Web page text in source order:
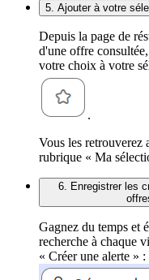
5. Ajouter à votre
Depuis la page de
d'une offre
votre choix à votre
.
Vous les retrouverez
rubrique « Ma
6. Enregistrer les
Gagnez du temps et
recherche à chaque
« Créer une alerte » :